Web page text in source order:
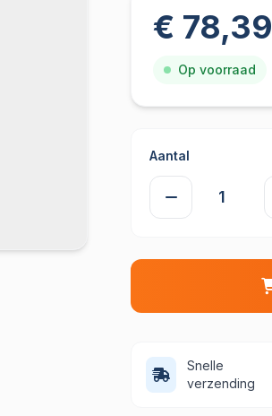
€ 78,39
Op voorraad
Aantal
Snelle
verzending